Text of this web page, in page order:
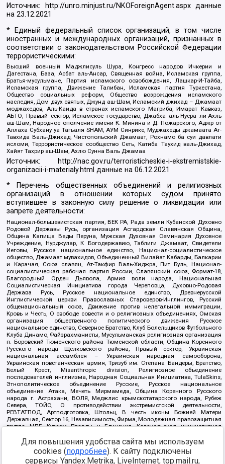
Источник: http://unro.minjust.ru/NKOForeignAgent.aspxданные
на23.12.2021
* Единый федеральный список организаций, в том числе
иностранных и международных организаций, признанных в
соответствии с законодательством Российской Федерации
террористическими:
Высший военный Маджлисуль Шура, Конгресс народов Ичкерии и
Дагестана, База, Асбат аль-Ансар, Священная война, Исламская группа,
Братья-мусульмане, Партия исламского освобождения, Лашкар-И-Тайба,
Исламская группа, Движение Талибан, Исламская партия Туркестана,
Общество социальных реформ, Общество возрождения исламского
наследия, Дом двух святых, Джунд аш-Шам, Исламский джихад – Джамаат
моджахедов, Аль-Каида в странах исламского Магриба, Имарат Кавказ,
АБТО, Правый сектор, Исламское государство, Джабха аль-Нусра ли-Ахль
аш-Шам, Народное ополчение имени К. Минина и Д. Пожарского, Аджр от
Аллаха Субхану уа Тагьаля SHAM, АУМ Синрике, Муджахеды джамаата Ат-
Тавхида Валь-Джихад, Чистопольский Джамаат, Рохнамо ба суи давлати
исломи, Террористическое сообщество Сеть, Катиба Таухид валь-Джихад,
Хайят Тахрир аш-Шам, Ахлю Сунна Валь Джамаа
Источник:
http://nac.gov.ru/terroristicheskie-i-ekstremistskie-
organizacii-i-materialy.html данные на06.12.2021
* Перечень общественных объединений и религиозных
организаций в отношении которых судом принято
вступившее в законную силу решение о ликвидации или
запрете деятельности:
Национал-большевистская партия, ВЕК РА, Рада земли Кубанской Духовно
Родовой Державы Русь, организация Асгардская Славянская Община,
Община Капища Веды Перуна, Мужская Духовная Семинария Духовное
Учреждение, Нурджулар, К Богодержавию, Таблиги Джамаат, Свидетели
Иеговы, Русское национальное единство, Национал-социалистическое
общество, Джамаат мувахидов, Объединенный Вилайат Кабарды, Балкарии
и Карачая, Союз славян, Ат-Такфир Валь-Хиджра, Пит Буль, Национал-
социалистическая рабочая партия России, Славянский союз, Формат-18,
Благородный Орден Дьявола, Армия воли народа, Национальная
Социалистическая Инициатива города Череповца, Духовно-Родовая
Держава Русь, Русское национальное единство, Древнерусской
Инглистической церкви Православных Староверов-Инглингов, Русский
общенациональный союз, Движение против нелегальной иммиграции,
Кровь и Честь, О свободе совести и о религиозных объединениях, Омская
организация общественного политического движения Русское
национальное единство, Северное Братство, Клуб Болельщиков Футбольного
Клуба Динамо, Файзрахманисты, Мусульманская религиозная организация
п. Боровский Тюменского района Тюменской области, Община Коренного
Русского народа Щелковского района, Правый сектор, Украинская
национальная ассамблея – Украинская народная самооборона,
Украинская повстанческая армия, Тризуб им. Степана Бандеры, Братство,
Белый Крест, Misanthropic division, Религиозное объединение
последователей инглиизма, Народная Социальная Инициатива, TulaSkins,
Этнополитическое объединение Русские, Русское национальное
объединение Атака, Мечеть Мирмамеда, Община Коренного Русского
народа г. Астрахани, ВОЛЯ, Меджлис крымскотатарского народа, Рубеж
Севера, ТОЙС, О противодействии экстремистской деятельности,
РЕВТАТПОД, Артподготовка, Штольц, В честь иконы Божией Матери
Державная, Сектор 16, Независимость, Фирма, Молодежная правозащитная
группа МПГ, Курсом Правды и Единения, Каракольская инициативная
Благотворительный пансионат Ак Умут, Русская республика Русь,
Арестантское уголовное единство, Башкорт, Нация и свобода, W.H.С., Фалунь
Дафа, Иртыш Ultras, Русский Патриотический клуб-Новокузнецк/РПК,
Сибирский державный союз, Фонд борьбы с коррупцией, Фонд защиты прав
Для повышения удобства сайта мы используем
cookies (подробнее). К сайту подключены
сервисы Yandex.Metrika, LiveInternet, top.mail.ru,